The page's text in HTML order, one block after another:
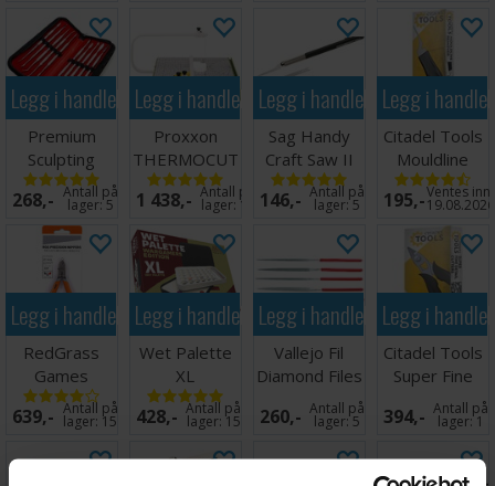
Legg i handlekurven
Premium
Sculpting
Tools 10stk
m/læretui
268,- Antall på
lager:5
Legg i handlekurven
Proxxon
THERMOCUT
230/E
1 438,- Antall på
lager: 10
Legg i handlekurven
Sag Handy
Craft Saw II
146,- Antall på
lager:5
Legg i
Citadel Tools
Mouldline
Remover
195,-Ventes inn
19.08.2026
Legg i handlekurven
RedGrass
Games
Precision
Nippers
639,- Antall på
lager: 15
Legg i handlekurven
Wet Palette
XL
Wargamers
Edition
428,- Antall på
lager: 15
Legg i handlekurven
Vallejo Fil
Diamond Files
- 5 stk
260,- Antall på
lager:5
Legg i
Citadel Tools
Super Fine
Detail Cutters
394,- Antall på
lager:1